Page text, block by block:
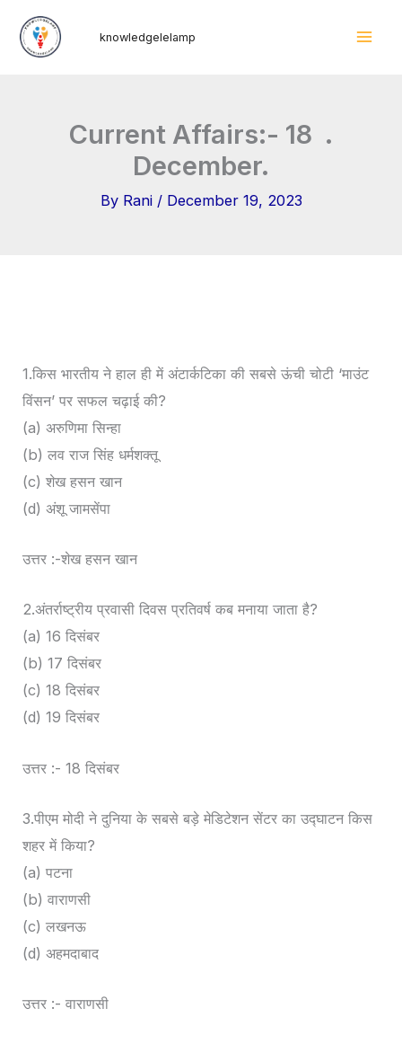
knowledgelelamp
Current Affairs:- 18 .
December.
By Rani / December 19, 2023
1.किस भारतीय ने हाल ही में अंटार्कटिका की सबसे ऊंची चोटी ‘माउंट
विंसन’ पर सफल चढ़ाई की?
(a) अरुणिमा सिन्हा
(b) लव राज सिंह धर्मशक्तू
(c) शेख हसन खान
(d) अंशू जामसेंपा
उत्तर :-शेख हसन खान
2.अंतर्राष्ट्रीय प्रवासी दिवस प्रतिवर्ष कब मनाया जाता है?
(a) 16 दिसंबर
(b) 17 दिसंबर
(c) 18 दिसंबर
(d) 19 दिसंबर
उत्तर :- 18 दिसंबर
3.पीएम मोदी ने दुनिया के सबसे बड़े मेडिटेशन सेंटर का उद्घाटन किस
शहर में किया?
(a) पटना
(b) वाराणसी
(c) लखनऊ
(d) अहमदाबाद
उत्तर :- वाराणसी